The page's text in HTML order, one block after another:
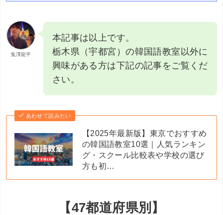
鬼澤龍平
本記事は以上です。
栃木県（宇都宮）の韓国語教室以外に
興味がある方は下記の記事をご覧くだ
さい。
あわせて読みたい
【2025年最新版】東京でおすすめ
の韓国語教室10選｜人気ランキン
グ・スクール比較表や学校の選び
方も初…
【47都道府県別】